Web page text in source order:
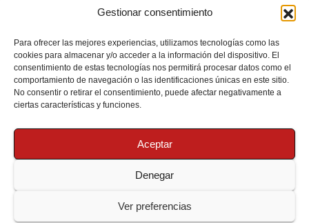
Gestionar consentimiento
Para ofrecer las mejores experiencias, utilizamos tecnologías como las
cookies para almacenar y/o acceder a la información del dispositivo. El
consentimiento de estas tecnologías nos permitirá procesar datos como el
comportamiento de navegación o las identificaciones únicas en este sitio.
No consentir o retirar el consentimiento, puede afectar negativamente a
ciertas características y funciones.
Aceptar
Denegar
Ver preferencias